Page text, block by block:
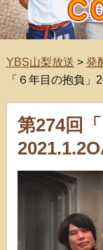
YBS山梨放送 > 発
「６年目の抱負」
第274回